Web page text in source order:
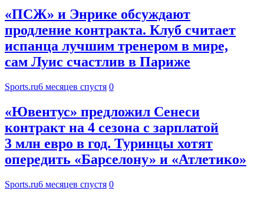
«ПСЖ» и Энрике обсуждают
продление контракта. Клуб считает
испанца лучшим тренером в мире,
сам Луис счастлив в Париже
Sports.ru6 месяцев спустя 0
«Ювентус» предложил Сенеси
контракт на 4 сезона с зарплатой
3 млн евро в год. Туринцы хотят
опередить «Барселону» и «Атлетико»
Sports.ru6 месяцев спустя 0